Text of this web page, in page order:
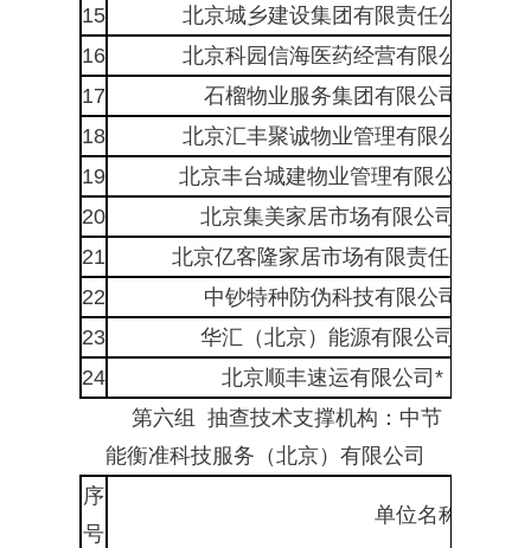
15
北京城乡建设集团有限责任公司
16
北京科园信海医药经营有限公司
17
石榴物业服务集团有限公司
18
北京汇丰聚诚物业管理有限公司
19
北京丰台城建物业管理有限公司*
20
北京集美家居市场有限公司*
21
北京亿客隆家居市场有限责任公司
22
中钞特种防伪科技有限公司
23
华汇（北京）能源有限公司*
24
北京顺丰速运有限公司*
第六组 抽查技术支撑机构：中节
能衡准科技服务（北京）有限公司
序
号
单位名称